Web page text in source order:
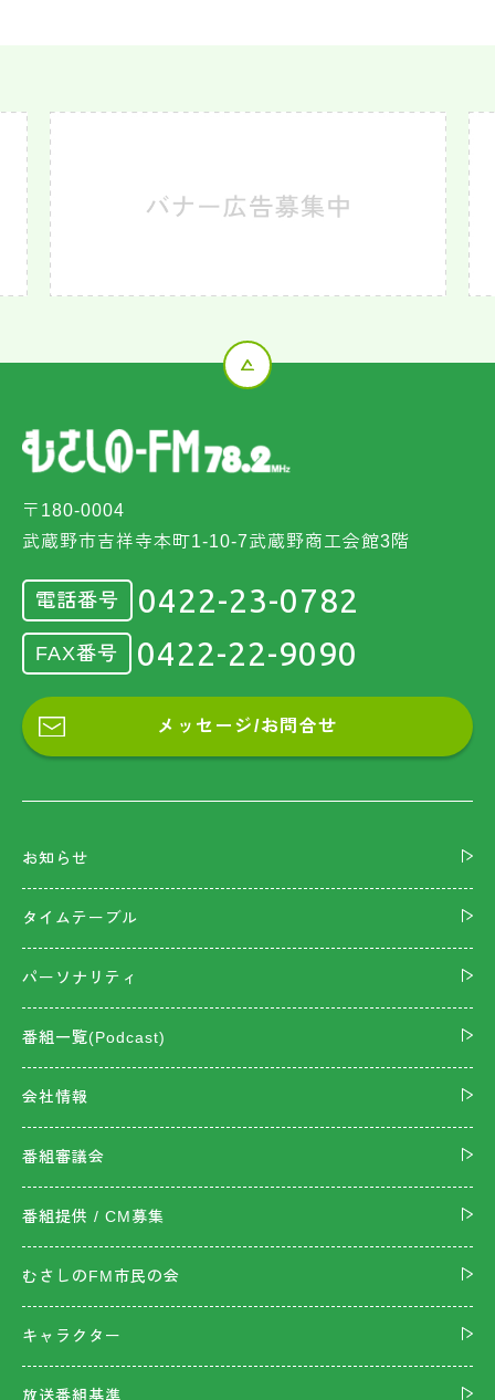
〒180-0004
武蔵野市吉祥寺本町1-10-7武蔵野商工会館3階
電話番号 0422-23-0782
FAX番号 0422-22-9090
メッセージ/お問合せ
お知らせ
タイムテーブル
パーソナリティ
番組一覧(Podcast)
会社情報
番組審議会
番組提供 / CM募集
むさしのFM市民の会
キャラクター
放送番組基準